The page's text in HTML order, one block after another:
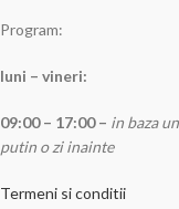
Program:
luni – vineri:
09:00 – 17:00 – in baza
putin o zi inainte
Termeni si conditii